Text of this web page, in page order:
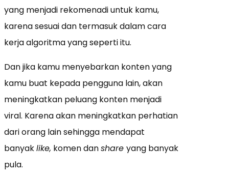
yang menjadi rekomenadi untuk kamu,
karena sesuai dan termasuk dalam cara
kerja algoritma yang seperti itu.
Dan jika kamu menyebarkan konten yang
kamu buat kepada pengguna lain, akan
meningkatkan peluang konten menjadi
viral. Karena akan meningkatkan perhatian
dari orang lain sehingga mendapat
banyaklike, komen danshare yang banyak
pula.